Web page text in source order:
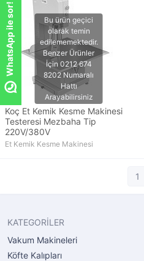
Koç Et Kemik Kesme Makinesi
Testeresi Mezbaha Tip
220V/380V
Et Kemik Kesme Makinesi
1
KATEGORİLER
Vakum Makineleri
Köfte Kalıpları
WhatsApp ile sor!